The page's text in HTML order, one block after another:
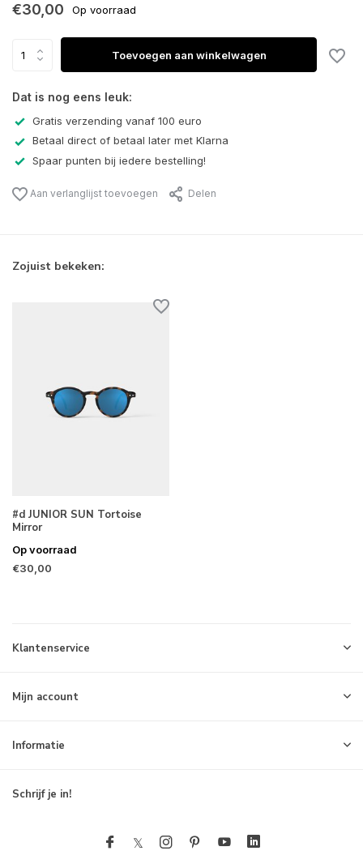
€30,00 Op voorraad
Toevoegen aan winkelwagen
Dat is nog eens leuk:
Gratis verzending vanaf 100 euro
Betaal direct of betaal later met Klarna
Spaar punten bij iedere bestelling!
Aan verlanglijst toevoegen Delen
Zojuist bekeken:
#d JUNIOR SUN Tortoise
Mirror
Op voorraad
€30,00
Klantenservice
Mijn account
Informatie
Schrijf je in!